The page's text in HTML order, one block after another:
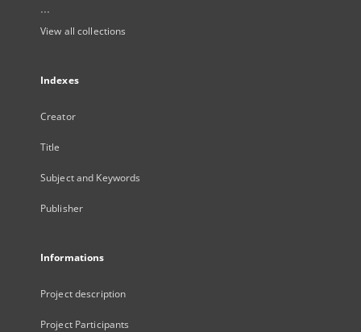
...
View all collections
Indexes
Creator
Title
Subject and Keywords
Publisher
Informations
Project description
Project Participants